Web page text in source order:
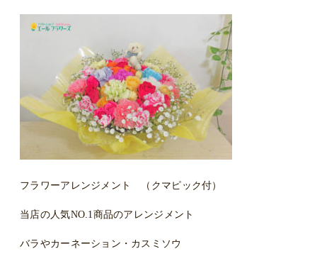
フラワーアレンジメント （クマピック付）
当店の人気NO.1商品のアレンジメント
バラやカーネーション・カスミソウ